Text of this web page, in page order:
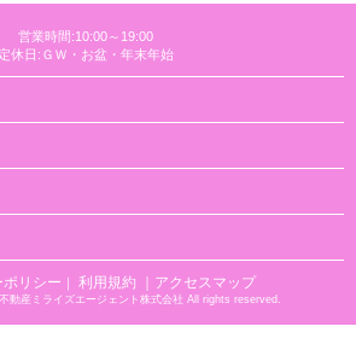
営業時間:10:00～19:00
定休日:ＧＷ・お盆・年末年始
リシー ｜ 利用規約 ｜アクセスマップ
動産ミライズエージェント株式会社 All rights reserved.